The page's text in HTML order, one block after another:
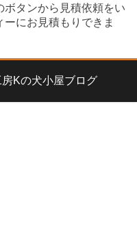
ボタンから見積依頼をい
にお見積もりできま
Kの犬小屋ブログ